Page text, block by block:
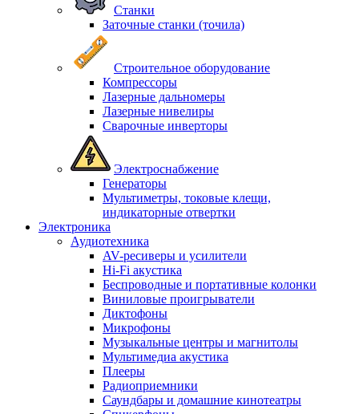
Станки
Заточные станки (точила)
Строительное оборудование
Компрессоры
Лазерные дальномеры
Лазерные нивелиры
Сварочные инверторы
Электроснабжение
Генераторы
Мультиметры, токовые клещи,
индикаторные отвертки
Электроника
Аудиотехника
AV-ресиверы и усилители
Hi-Fi акустика
Беспроводные и портативные колонки
Виниловые проигрыватели
Диктофоны
Микрофоны
Музыкальные центры и магнитолы
Мультимедиа акустика
Плееры
Радиоприемники
Саундбары и домашние кинотеатры